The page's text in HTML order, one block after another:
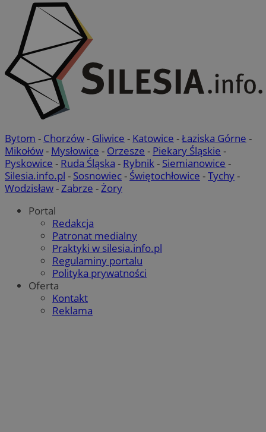
Bytom - Chorzów- Gliwice - Katowice -Łaziska Górne -
Mikołów- Mysłowice - Orzesze - Piekary Śląskie -
Pyskowice - Ruda Śląska - Rybnik- Siemianowice -
Silesia.info.pl - Sosnowiec- Świętochłowice -Tychy-
Wodzisław-Zabrze -Żory
Portal
Redakcja
Patronat medialny
Praktyki w silesia.info.pl
Regulaminy portalu
Polityka prywatności
Oferta
Kontakt
Reklama